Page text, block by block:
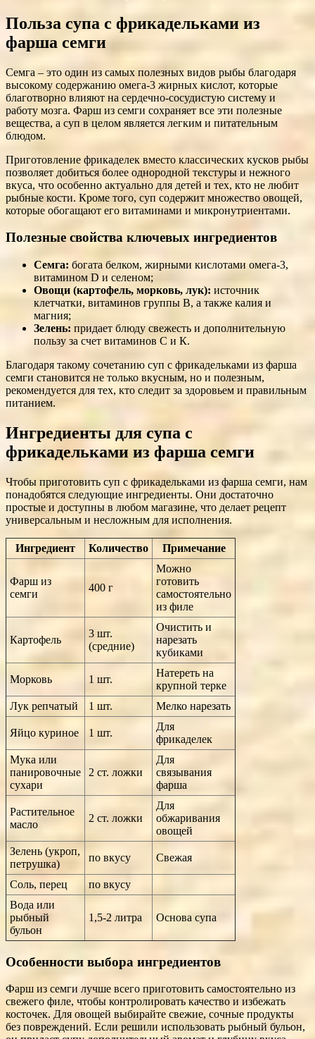
Польза супа с фрикадельками из
фарша семги
Семга – это один из самых полезных видов рыбы благодаря
высокому содержанию омега-3 жирных кислот, которые
благотворно влияют на сердечно-сосудистую систему и
работу мозга. Фарш из семги сохраняет все эти полезные
вещества, а суп в целом является легким и питательным
блюдом.
Приготовление фрикаделек вместо классических кусков рыбы
позволяет добиться более однородной текстуры и нежного
вкуса, что особенно актуально для детей и тех, кто не любит
рыбные кости. Кроме того, суп содержит множество овощей,
которые обогащают его витаминами и микронутриентами.
Полезные свойства ключевых ингредиентов
Семга: богата белком, жирными кислотами омега-3,
витамином D и селеном;
Овощи (картофель, морковь, лук): источник
клетчатки, витаминов группы В, а также калия и
магния;
Зелень: придает блюду свежесть и дополнительную
пользу за счет витаминов С и К.
Благодаря такому сочетанию суп с фрикадельками из фарша
семги становится не только вкусным, но и полезным,
рекомендуется для тех, кто следит за здоровьем и правильным
питанием.
Ингредиенты для супа с
фрикадельками из фарша семги
Чтобы приготовить суп с фрикадельками из фарша семги, нам
понадобятся следующие ингредиенты. Они достаточно
простые и доступны в любом магазине, что делает рецепт
универсальным и несложным для исполнения.
Ингредиент Количество Примечание
Фарш из
семги
400 г
Можно
готовить
самостоятельно
из филе
Картофель
3 шт.
(средние)
Очистить и
нарезать
кубиками
Морковь 1 шт.
Натереть на
крупной терке
Лук репчатый
1 шт. Мелко нарезать
Яйцо куриное 1 шт.
Для
фрикаделек
Мука или
панировочные
сухари
2 ст. ложки
Для
связывания
фарша
Растительное
масло
2 ст. ложки
Для
обжаривания
овощей
Зелень (укроп,
петрушка)
по вкусу Свежая
Соль, перец
по вкусу
Вода или
рыбный
бульон
1,5-2 литра Основа супа
Особенности выбора ингредиентов
Фарш из семги лучше всего приготовить самостоятельно из
свежего филе, чтобы контролировать качество и избежать
косточек. Для овощей выбирайте свежие, сочные продукты
без повреждений. Если решили использовать рыбный бульон,